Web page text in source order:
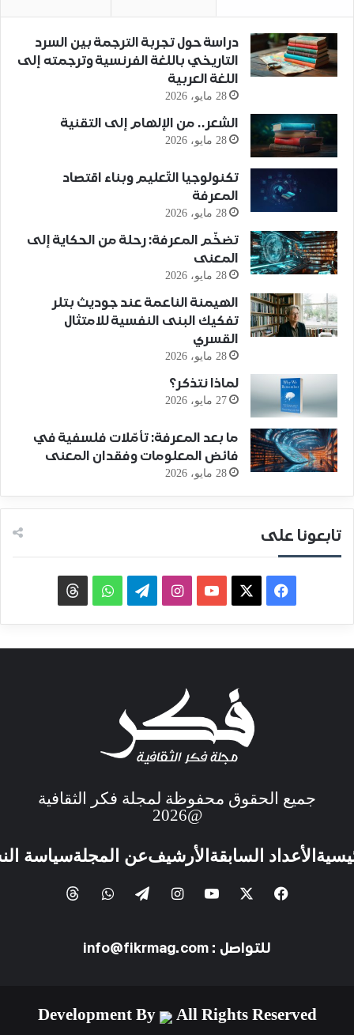
دراسة حول تجربة الترجمة بين السرد
التاريخي باللغة الفرنسية وترجمته إلى
اللغة العربية
28 مايو، 2026
الشعر.. من الإلهام إلى التقنية
28 مايو، 2026
تكنولوجيا التّعليم وبناء اقتصاد
المعرفة
28 مايو، 2026
تضخّم المعرفة: رحلة من الحكاية إلى
المعنى
28 مايو، 2026
الهيمنة الناعمة عند جوديث بتلر
تفكيك البنى النفسية للامتثال
القسري
28 مايو، 2026
لماذا نتذكر؟
27 مايو، 2026
ما بعد المعرفة: تأمّلات فلسفية في
فائض المعلومات وفقدان المعنى
28 مايو، 2026
تابعونا على
جميع الحقوق محفوظة لمجلة فكر الثقافية
@2026
الأعداد السابقة الأرشيفعن المجلةسياسة
للتواصل : info@fikrmag.com
Development By All Rights Reserved